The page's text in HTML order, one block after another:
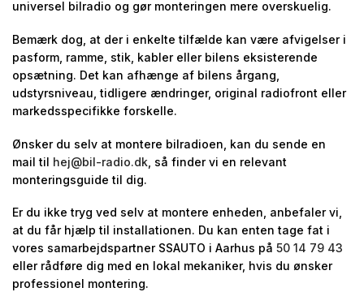
universel bilradio og gør monteringen mere overskuelig.
Bemærk dog, at der i enkelte tilfælde kan være afvigelser i
pasform, ramme, stik, kabler eller bilens eksisterende
opsætning. Det kan afhænge af bilens årgang,
udstyrsniveau, tidligere ændringer, original radiofront eller
markedsspecifikke forskelle.
Ønsker du selv at montere bilradioen, kan du sende en
mail til hej@bil-radio.dk , så finder vi en relevant
monteringsguide til dig.
Er du ikke tryg ved selv at montere enheden, anbefaler vi,
at du får hjælp til installationen. Du kan enten tage fat i
vores samarbejdspartner SSAUTO i Aarhus på 50 14 79 43
eller rådføre dig med en lokal mekaniker, hvis du ønsker
professionel montering.